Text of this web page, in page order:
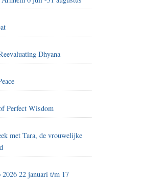
Dhyana
Perfect Wisdom
met Tara, de vrouwelijke
22 januari t/m 17